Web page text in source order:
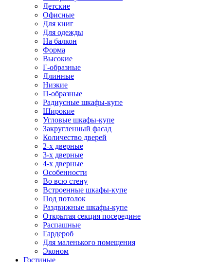
Детские
Офисные
Для книг
Для одежды
На балкон
Форма
Высокие
Г-образные
Длинные
Низкие
П-образные
Радиусные шкафы-купе
Широкие
Угловые шкафы-купе
Закругленный фасад
Количество дверей
2-х дверные
3-х дверные
4-х дверные
Особенности
Во всю стену
Встроенные шкафы-купе
Под потолок
Раздвижные шкафы-купе
Открытая секция посередине
Распашные
Гардероб
Для маленького помещения
Эконом
Гостиные